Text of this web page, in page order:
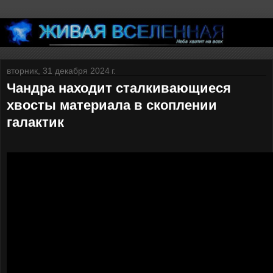
вторник, 31 декабря 2024 г.
Чандра находит сталкивающиеся
хвосты материала в скоплении
галактик